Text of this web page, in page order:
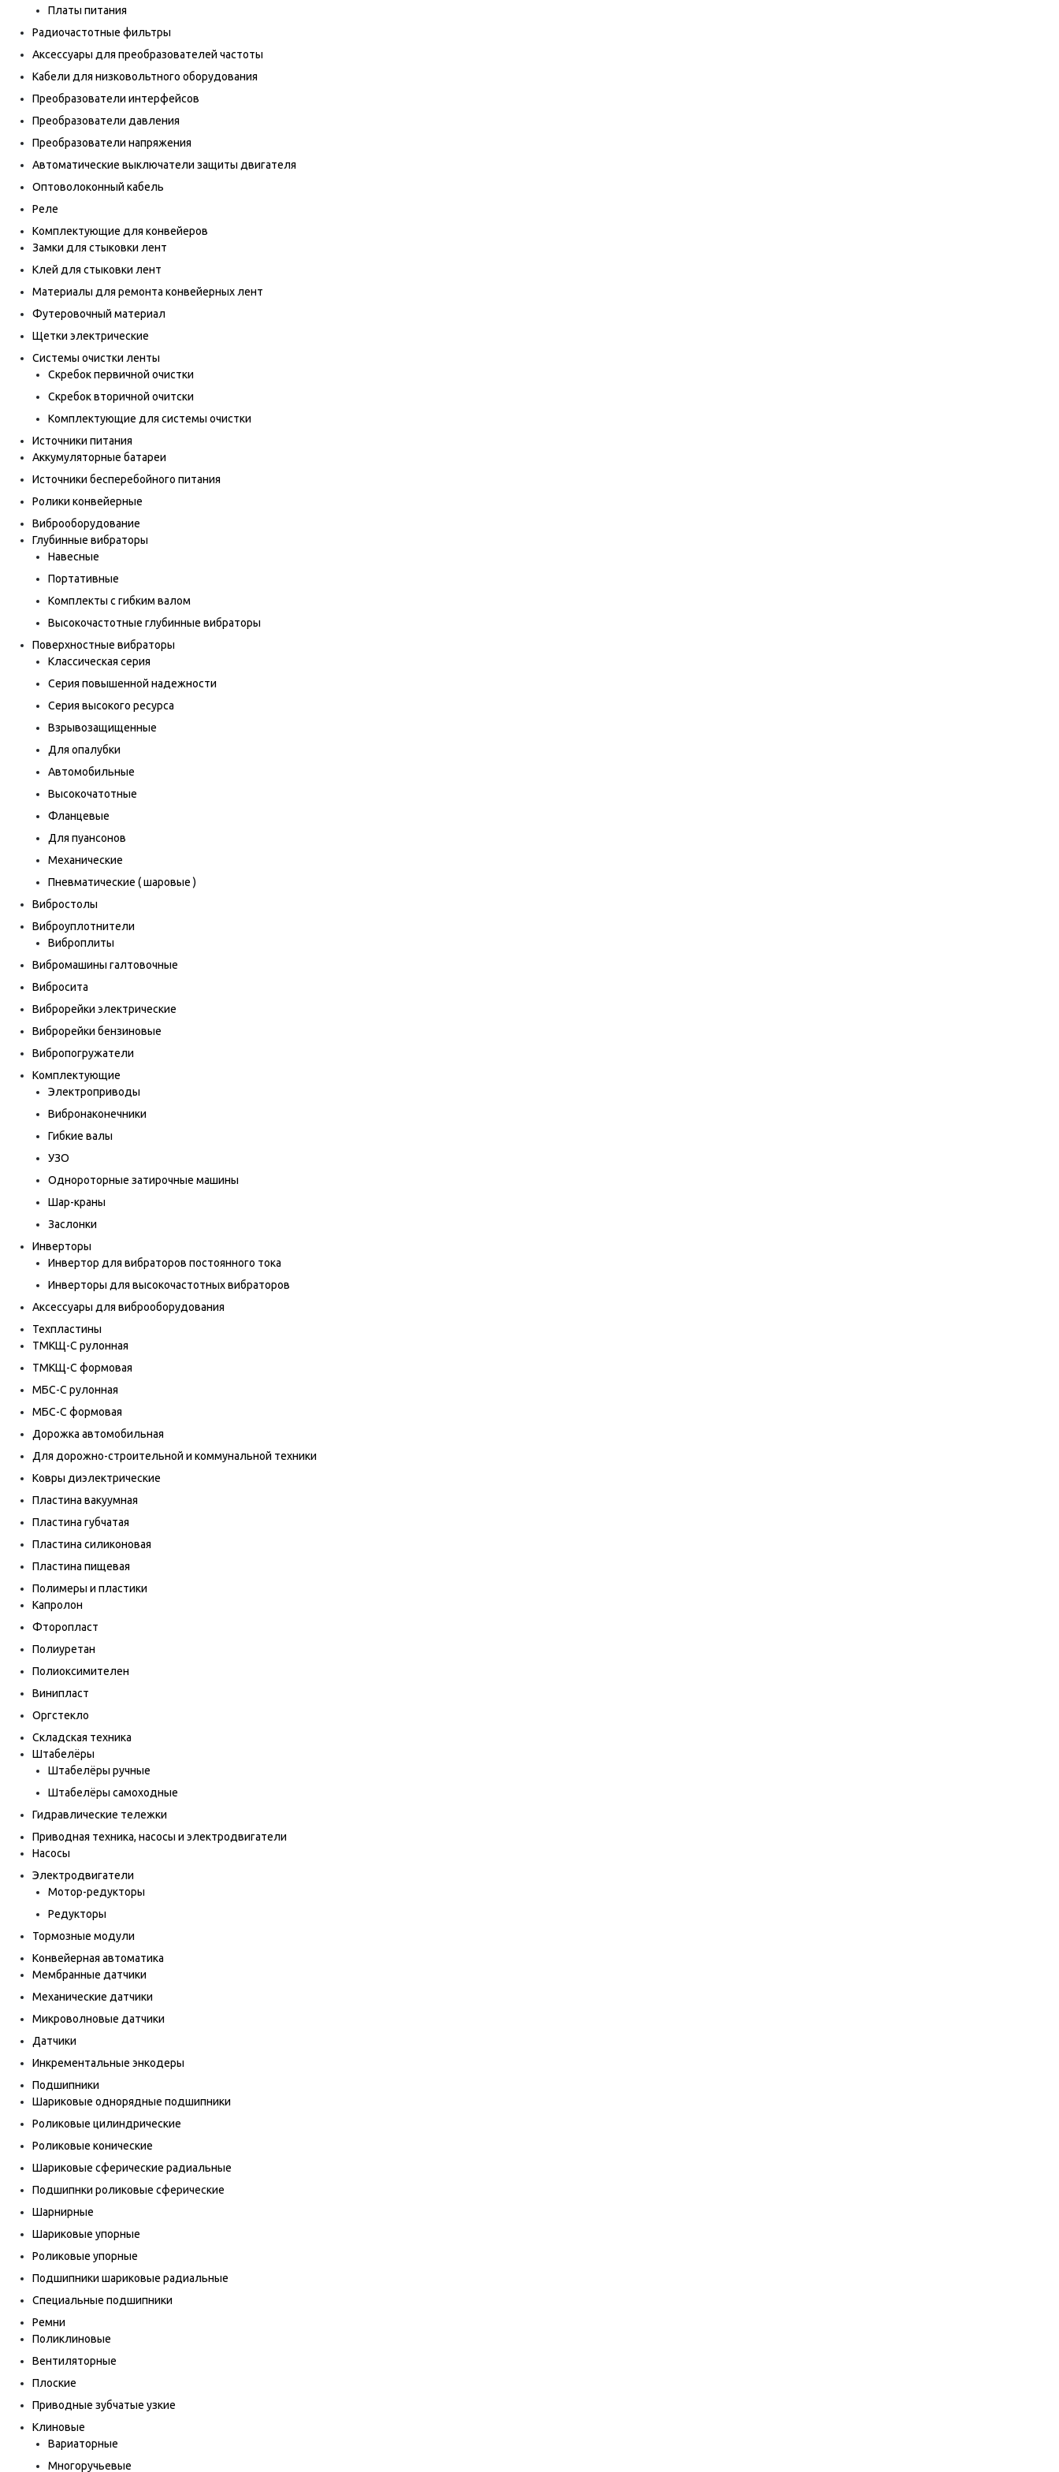
Платы питания
Радиочастотные фильтры
Аксессуары для преобразователей частоты
Кабели для низковольтного оборудования
Преобразователи интерфейсов
Преобразователи давления
Преобразователи напряжения
Автоматические выключатели защиты двигателя
Оптоволоконный кабель
Реле
Комплектующие для конвейеров
Замки для стыковки лент
Клей для стыковки лент
Материалы для ремонта конвейерных лент
Футеровочный материал
Щетки электрические
Системы очистки ленты
Скребок первичной очистки
Скребок вторичной очитски
Комплектующие для системы очистки
Источники питания
Аккумуляторные батареи
Источники бесперебойного питания
Ролики конвейерные
Виброоборудование
Глубинные вибраторы
Навесные
Портативные
Комплекты с гибким валом
Высокочастотные глубинные вибраторы
Поверхностные вибраторы
Классическая серия
Серия повышенной надежности
Серия высокого ресурса
Взрывозащищенные
Для опалубки
Автомобильные
Высокочатотные
Фланцевые
Для пуансонов
Механические
Пневматические ( шаровые )
Вибростолы
Виброуплотнители
Виброплиты
Вибромашины галтовочные
Вибросита
Виброрейки электрические
Виброрейки бензиновые
Вибропогружатели
Комплектующие
Электроприводы
Вибронаконечники
Гибкие валы
УЗО
Однороторные затирочные машины
Шар-краны
Заслонки
Инверторы
Инвертор для вибраторов постоянного тока
Инверторы для высокочастотных вибраторов
Аксессуары для виброоборудования
Техпластины
ТМКЩ-С рулонная
ТМКЩ-С формовая
МБС-С рулонная
МБС-С формовая
Дорожка автомобильная
Для дорожно-строительной и коммунальной техники
Ковры диэлектрические
Пластина вакуумная
Пластина губчатая
Пластина силиконовая
Пластина пищевая
Полимеры и пластики
Капролон
Фторопласт
Полиуретан
Полиоксимителен
Винипласт
Оргстекло
Складская техника
Штабелёры
Штабелёры ручные
Штабелёры самоходные
Гидравлические тележки
Приводная техника, насосы и электродвигатели
Насосы
Электродвигатели
Мотор-редукторы
Редукторы
Тормозные модули
Конвейерная автоматика
Мембранные датчики
Механические датчики
Микроволновые датчики
Датчики
Инкрементальные энкодеры
Подшипники
Шариковые однорядные подшипники
Роликовые цилиндрические
Роликовые конические
Шариковые сферические радиальные
Подшипнки роликовые сферические
Шарнирные
Шариковые упорные
Роликовые упорные
Подшипники шариковые радиальные
Специальные подшипники
Ремни
Поликлиновые
Вентиляторные
Плоские
Приводные зубчатые узкие
Клиновые
Вариаторные
Многоручьевые